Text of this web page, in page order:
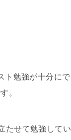
ト勉強が十分にで
。
たせて勉強してい